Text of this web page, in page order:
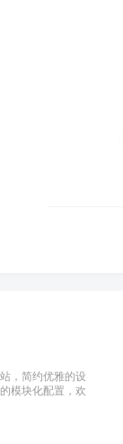
，简约优雅的设
模块化配置，欢